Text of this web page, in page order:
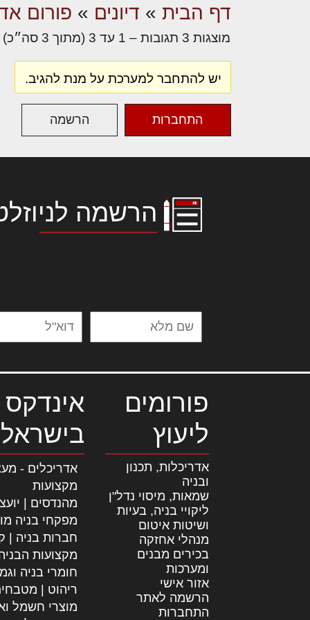
דף הבית » דיונים » פורום
מוצגות 3 תגובות – 1 עד 3 (מתוך 3 סה״כ)
יש להתחבר למערכת על מנת להגיב.
התחברות הרשמה
הרשמה
פורומים
ליעוץ
אדריכלות, תכנון
ובניה
שמאות, מיסוי נדל"ן
ליקויי בניה, בעיות
ושיטות איטום
מנהלי אחזקה
בכירים מבנים
ומערכות
אזור אישי
הרשמה לאתר
התחברות
בישראל
אדריכלים -
מקצועות
מהנדסים |
מפקחי בניה
חברות בניה |
מקצועות
חומרי בניה
ריהוט |
מוצרי חשמל